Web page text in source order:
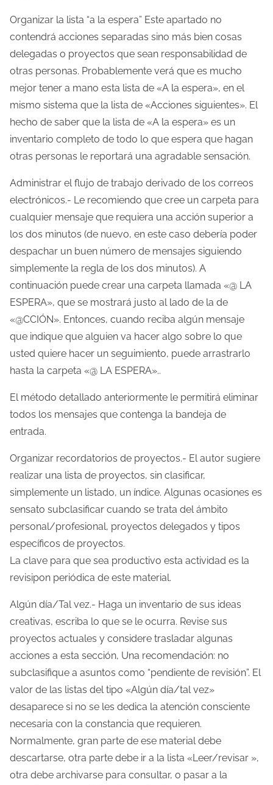
Organizar la lista “a la espera” Este apartado no
contendrá acciones separadas sino más bien cosas
delegadas o proyectos que sean responsabilidad de
otras personas. Probablemente verá que es mucho
mejor tener a mano esta lista de «A la espera», en el
mismo sistema que la lista de «Acciones siguientes». El
hecho de saber que la lista de «A la espera» es un
inventario completo de todo lo que espera que hagan
otras personas le reportará una agradable sensación.
Administrar el flujo de trabajo derivado de los correos
electrónicos.- Le recomiendo que cree un carpeta para
cualquier mensaje que requiera una acción superior a
los dos minutos (de nuevo, en este caso debería poder
despachar un buen número de mensajes siguiendo
simplemente la regla de los dos minutos). A
continuación puede crear una carpeta llamada «@ LA
ESPERA», que se mostrará justo al lado de la de
«@CCIÓN». Entonces, cuando reciba algún mensaje
que indique que alguien va hacer algo sobre lo que
usted quiere hacer un seguimiento, puede arrastrarlo
hasta la carpeta «@ LA ESPERA»..
El método detallado anteriormente le permitirá eliminar
todos los mensajes que contenga la bandeja de
entrada.
Organizar recordatorios de proyectos.- El autor sugiere
realizar una lista de proyectos, sin clasificar,
simplemente un listado, un índice. Algunas ocasiones es
sensato subclasificar cuando se trata del ámbito
personal/profesional, proyectos delegados y tipos
específicos de proyectos.
La clave para que sea productivo esta actividad es la
revisipon periódica de este material.
Algún día/Tal vez.- Haga un inventario de sus ideas
creativas, escriba lo que se le ocurra. Revise sus
proyectos actuales y considere trasladar algunas
acciones a esta sección, Una recomendación: no
subclasifique a asuntos como “pendiente de revisión”. El
valor de las listas del tipo «Algún día/tal vez»
desaparece si no se les dedica la atención consciente
necesaria con la constancia que requieren.
Normalmente, gran parte de ese material debe
descartarse, otra parte debe ir a la lista «Leer/revisar »,
otra debe archivarse para consultar, o pasar a la